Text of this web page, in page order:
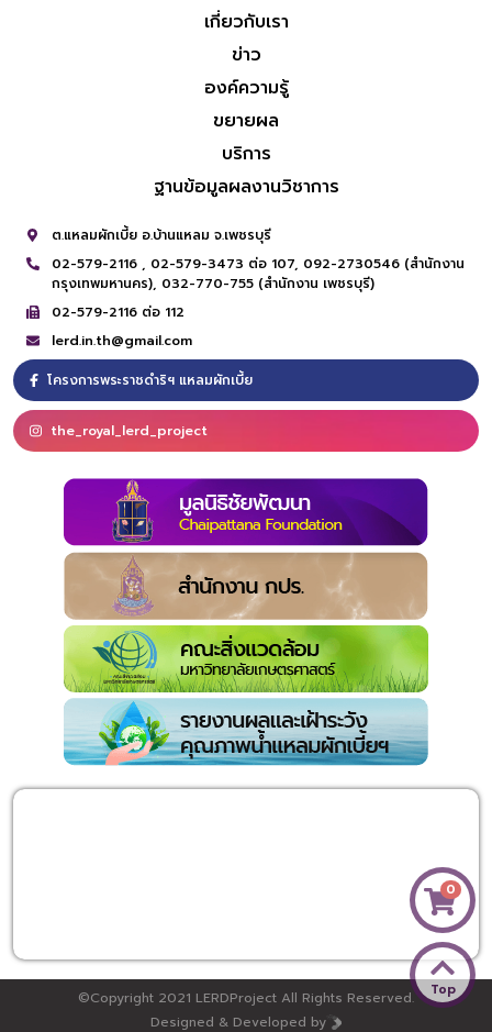
0
Top
เกี่ยวกับเรา
ข่าว
องค์ความรู้
ขยายผล
บริการ
ฐานข้อมูลผลงานวิชาการ
ต.แหลมผักเบี้ย อ.บ้านแหลม จ.เพชรบุรี
02-579-2116 , 02-579-3473 ต่อ 107, 092-2730546 (สำนักงาน
กรุงเทพมหานคร), 032-770-755 (สำนักงาน เพชรบุรี)
02-579-2116 ต่อ 112
lerd.in.th@gmail.com
โครงการพระราชดำริฯ แหลมผักเบี้ย
the_royal_lerd_project
©Copyright 2021 LERDProject All Rights Reserved.
Designed & Developed by